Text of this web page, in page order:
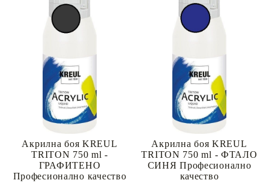
Акрилна боя KREUL
TRITON 750 ml -
ГРАФИТЕНО
Професионално качество
Акрилна боя KREUL
TRITON 750 ml - ФТАЛО
СИНЯ Професионално
качество